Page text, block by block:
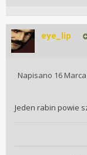
eye_lip
Napisano 16
Jeden rabin powie